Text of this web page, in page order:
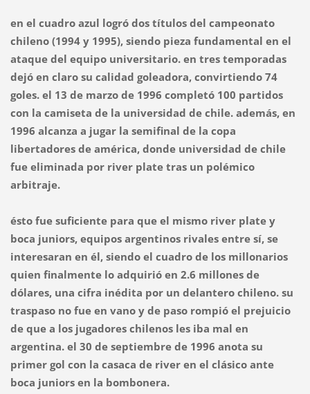
en el cuadro azul logró dos títulos del campeonato
chileno (1994 y 1995), siendo pieza fundamental en el
ataque del equipo universitario. en tres temporadas
dejó en claro su calidad goleadora, convirtiendo 74
goles. el 13 de marzo de 1996 completó 100 partidos
con la camiseta de la universidad de chile. además, en
1996 alcanza a jugar la semifinal de la copa
libertadores de américa, donde universidad de chile
fue eliminada por river plate tras un polémico
arbitraje.
ésto fue suficiente para que el mismo river plate y
boca juniors, equipos argentinos rivales entre sí, se
interesaran en él, siendo el cuadro de los millonarios
quien finalmente lo adquirió en 2.6 millones de
dólares, una cifra inédita por un delantero chileno. su
traspaso no fue en vano y de paso rompió el prejuicio
de que a los jugadores chilenos les iba mal en
argentina. el 30 de septiembre de 1996 anota su
primer gol con la casaca de river en el clásico ante
boca juniors en la bombonera.